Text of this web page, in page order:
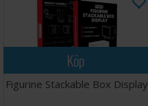
Köp
Figurine Stackable Box Display